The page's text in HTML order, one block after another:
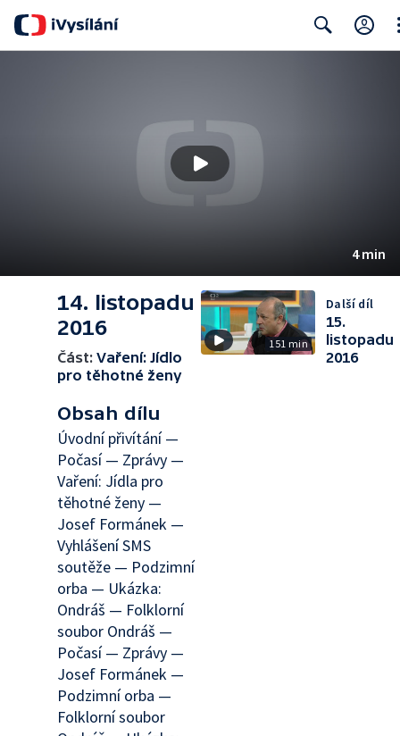
4 min
14. listopadu
2016
Část: Vaření: Jídlo
pro těhotné ženy
Obsah dílu
Úvodní přivítání —
Počasí — Zprávy —
Vaření: Jídla pro
těhotné ženy —
Josef Formánek —
Vyhlášení SMS
soutěže — Podzimní
orba — Ukázka:
Ondráš — Folklorní
soubor Ondráš —
Počasí — Zprávy —
Josef Formánek —
Podzimní orba —
Folklorní soubor
151 min
Další díl
15.
listopadu
2016